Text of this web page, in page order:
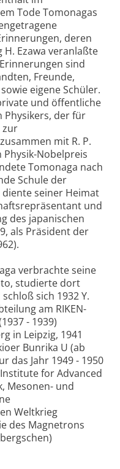
Tode Tomonagas
deren
Ezawa veranlaßte
sind
Freunde,
eigene Schüler.
und öffentliche
Physikers, der für
zur
mit R. P.
Physik-Nobelpreis
Tomonaga nach
Schule der
seiner Heimat
und
des japanischen
als Präsident der
verbrachte seine
studierte dort
sich 1932 Y.
am RIKEN-
- 1939)
in Leipzig, 1941
Bunrika U (ab
das Jahr 1949 - 1950
for Advanced
Mesonen- und
Weltkrieg
des Magnetrons